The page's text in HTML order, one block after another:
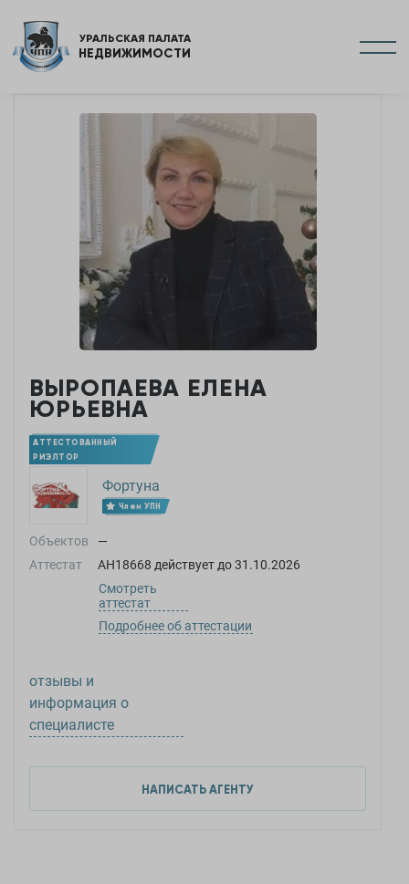
УРАЛЬСКАЯ ПАЛАТА
НЕДВИЖИМОСТИ
ВЫРОПАЕВА ЕЛЕНА
ЮРЬЕВНА
АТТЕСТОВАННЫЙ
РИЭЛТОР
Фортуна
Член УПН
Объектов
—
Аттестат
АН18668 действует до31.10.2026
Смотреть
аттестат
Подробнее об аттестации
отзывы и
информация о
специалисте
НАПИСАТЬ АГЕНТУ